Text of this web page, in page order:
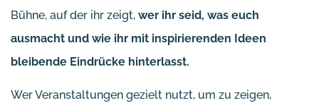
Bühne, auf der ihr zeigt, wer ihr seid, was euch
ausmacht und wie ihr mit inspirierenden Ideen
bleibende Eindrücke hinterlasst.
Wer Veranstaltungen gezielt nutzt, um zu zeigen,